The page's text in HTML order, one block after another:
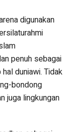
digunakan
penuh sebagai
duniawi. Tidak
bondong
juga lingkungan